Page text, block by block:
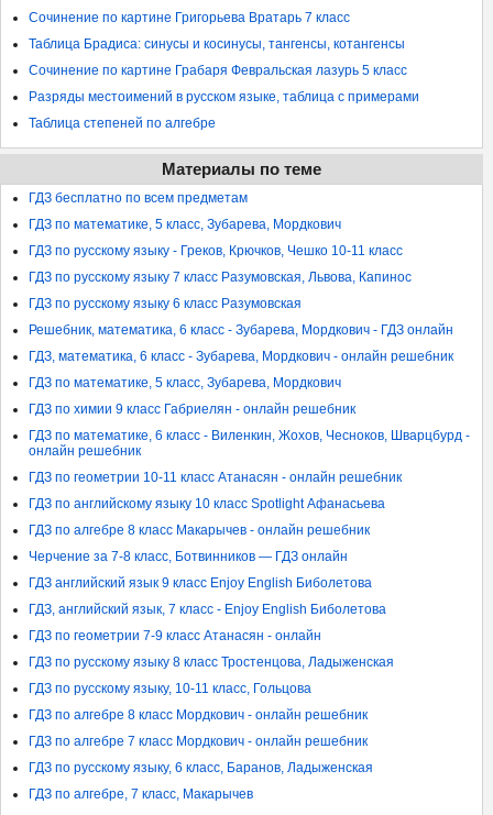
Сочинение по картине Григорьева Вратарь 7 класс
Таблица Брадиса: синусы и косинусы, тангенсы, котангенсы
Сочинение по картине Грабаря Февральская лазурь 5 класс
Разряды местоимений в русском языке, таблица с примерами
Таблица степеней по алгебре
Материалы по теме
ГДЗ бесплатно по всем предметам
ГДЗ по математике, 5 класс, Зубарева, Мордкович
ГДЗ по русскому языку - Греков, Крючков, Чешко 10-11 класс
ГДЗ по русскому языку 7 класс Разумовская, Львова, Капинос
ГДЗ по русскому языку 6 класс Разумовская
Решебник, математика, 6 класс - Зубарева, Мордкович - ГДЗ онлайн
ГДЗ, математика, 6 класс - Зубарева, Мордкович - онлайн решебник
ГДЗ по математике, 5 класс, Зубарева, Мордкович
ГДЗ по химии 9 класс Габриелян - онлайн решебник
ГДЗ по математике, 6 класс - Виленкин, Жохов, Чесноков, Шварцбурд -
онлайн решебник
ГДЗ по геометрии 10-11 класс Атанасян - онлайн решебник
ГДЗ по английскому языку 10 класс Spotlight Афанасьева
ГДЗ по алгебре 8 класс Макарычев - онлайн решебник
Черчение за 7-8 класс, Ботвинников — ГДЗ онлайн
ГДЗ английский язык 9 класс Enjoy English Биболетова
ГДЗ, английский язык, 7 класс - Enjoy English Биболетова
ГДЗ по геометрии 7-9 класс Атанасян - онлайн
ГДЗ по русскому языку 8 класс Тростенцова, Ладыженская
ГДЗ по русскому языку, 10-11 класс, Гольцова
ГДЗ по алгебре 8 класс Мордкович - онлайн решебник
ГДЗ по алгебре 7 класс Мордкович - онлайн решебник
ГДЗ по русскому языку, 6 класс, Баранов, Ладыженская
ГДЗ по алгебре, 7 класс, Макарычев